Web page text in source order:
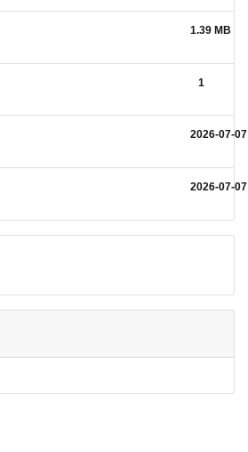
1.39 MB
1
2026-07-07
2026-07-07